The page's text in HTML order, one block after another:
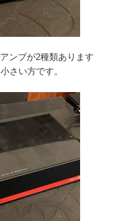
ンプが2種類あります
さい方です。